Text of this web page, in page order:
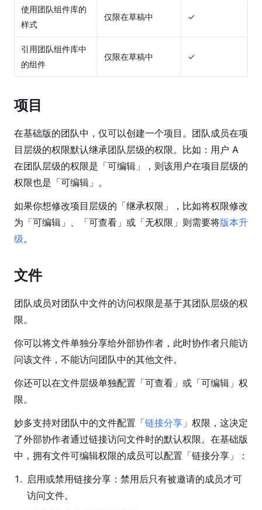
件
设
插
件
南
号
管
理
文
件
管
队
管
理
与
权
限
与
权
限
南
使用团队组件库的
样式
仅限在草稿中 ✓
引用团队组件库中
的组件
仅限在草稿中 ✓
项目
在基础版的团队中，仅可以创建一个项目。团队成员在项
目层级的权限默认继承团队层级的权限。比如：用户 A
在团队层级的权限是「可编辑」，则该用户在项目层级的
权限也是「可编辑」。
如果你想修改项目层级的「继承权限」，比如将权限修改
为「可编辑」、「可查看」或「无权限」则需要将版本升
级。
文件
团队成员对团队中文件的访问权限是基于其团队层级的权
限。
你可以将文件单独分享给外部协作者，此时协作者只能访
问该文件，不能访问团队中的其他文件。
你还可以在文件层级单独配置「可查看」或「可编辑」权
限。
妙多支持对团队中的文件配置「链接分享 」权限，这决定
了外部协作者通过链接访问文件时的默认权限。在基础版
中，拥有文件可编辑权限的成员可以配置「链接分享」：
1 . 启用或禁用链接分享：禁用后只有被邀请的成员才可
访问文件。